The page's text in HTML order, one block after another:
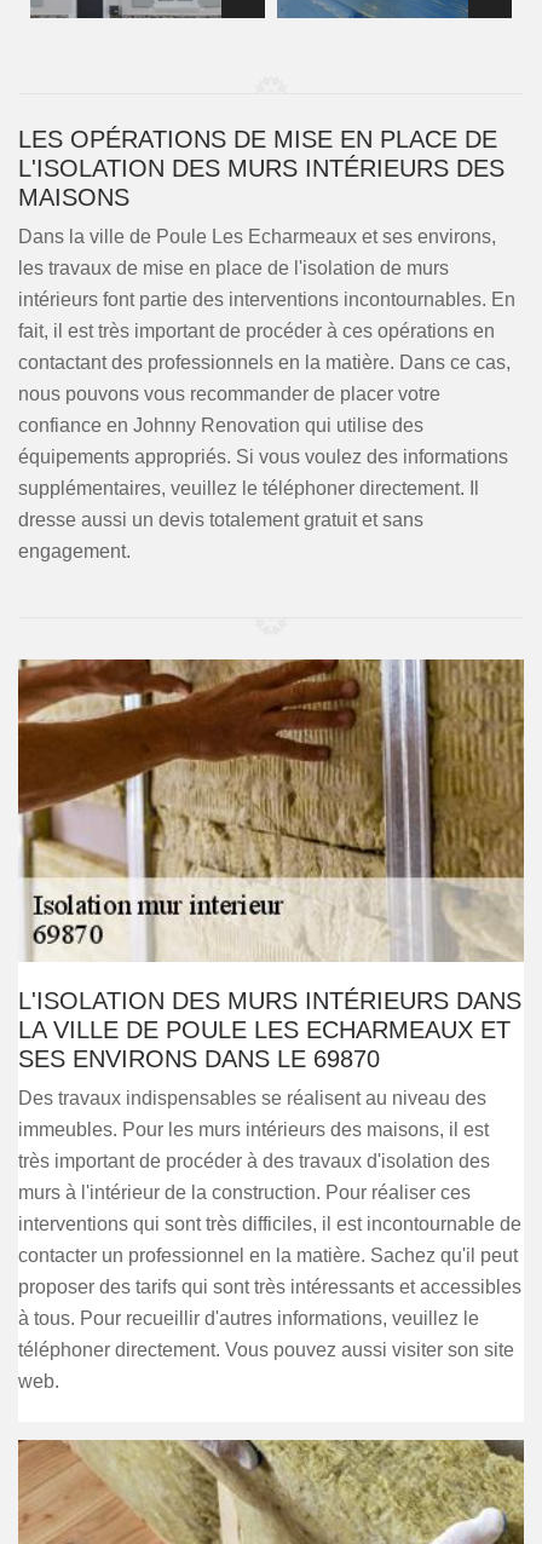
LES OPÉRATIONS DE MISE EN PLACE DE
L'ISOLATION DES MURS INTÉRIEURS DES
MAISONS
Dans la ville de Poule Les Echarmeaux et ses environs,
les travaux de mise en place de l'isolation de murs
intérieurs font partie des interventions incontournables. En
fait, il est très important de procéder à ces opérations en
contactant des professionnels en la matière. Dans ce cas,
nous pouvons vous recommander de placer votre
confiance en Johnny Renovation qui utilise des
équipements appropriés. Si vous voulez des informations
supplémentaires, veuillez le téléphoner directement. Il
dresse aussi un devis totalement gratuit et sans
engagement.
L'ISOLATION DES MURS INTÉRIEURS DANS
LA VILLE DE POULE LES ECHARMEAUX ET
SES ENVIRONS DANS LE 69870
Des travaux indispensables se réalisent au niveau des
immeubles. Pour les murs intérieurs des maisons, il est
très important de procéder à des travaux d'isolation des
murs à l'intérieur de la construction. Pour réaliser ces
interventions qui sont très difficiles, il est incontournable de
contacter un professionnel en la matière. Sachez qu'il peut
proposer des tarifs qui sont très intéressants et accessibles
à tous. Pour recueillir d'autres informations, veuillez le
téléphoner directement. Vous pouvez aussi visiter son site
web.